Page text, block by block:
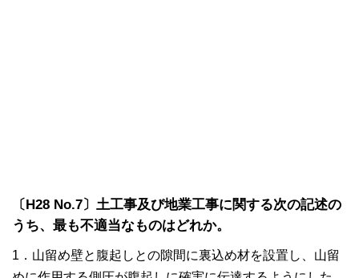
〔H28 No.7〕土工事及び地業工事に関する次の記述の
うち、最も不適当なものはどれか。
1．山留め壁と腹起しとの隙間に裏込め材を設置し、山留